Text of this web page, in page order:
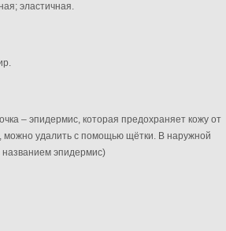
эластичная.
– эпидермис, которая предохраняет кожу от
можно удалить с помощью щётки. В наружной
названием эпидермис)